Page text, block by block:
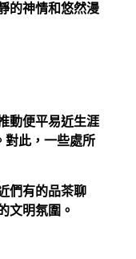
的神情和悠然漫
動便平易近生涯
對此，一些處所
們有的品茶聊
文明氛圍。